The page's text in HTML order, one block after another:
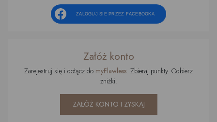
ZALOGUJ SIE PRZEZ FACEBOOKA
Załóż konto
Zarejestruj się i dołącz do myFlawless. Zbieraj punkty. Odbierz
zniżki.
ZAŁÓŻ KONTO I ZYSKAJ